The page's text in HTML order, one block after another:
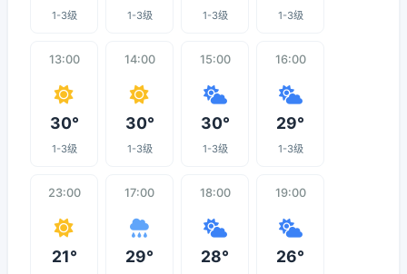
1-3级 1-3级 1-3级 1-3级
13:00
30°
1-3级
14:00
30°
1-3级
15:00
30°
1-3级
16:00
29°
1-3级
23:00
21°
17:00
29°
18:00
28°
19:00
26°